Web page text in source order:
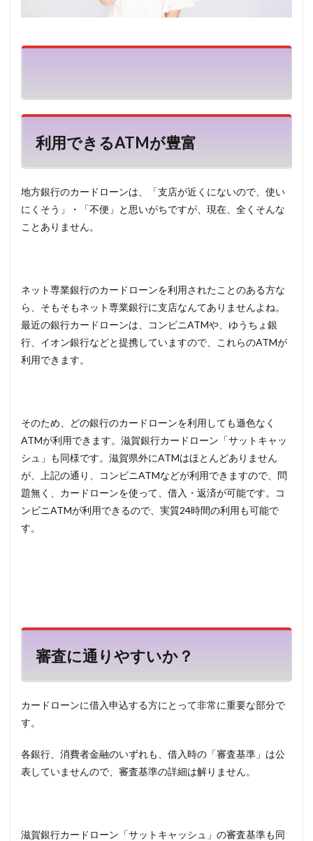
利用できるATMが豊富
地方銀行のカードローンは、「支店が近くにないので、使い
にくそう」・「不便」と思いがちですが、現在、全くそんな
ことありません。
ネット専業銀行のカードローンを利用されたことのある方な
ら、そもそもネット専業銀行に支店なんてありませんよね。
最近の銀行カードローンは、コンビニATMや、ゆうちょ銀
行、イオン銀行などと提携していますので、これらのATMが
利用できます。
そのため、どの銀行のカードローンを利用しても遜色なく
ATMが利用できます。滋賀銀行カードローン「サットキャッ
シュ」も同様です。滋賀県外にATMはほとんどありません
が、上記の通り、コンビニATMなどが利用できますので、問
題無く、カードローンを使って、借入・返済が可能です。コ
ンビニATMが利用できるので、実質24時間の利用も可能で
す。
審査に通りやすいか？
カードローンに借入申込する方にとって非常に重要な部分で
す。
各銀行、消費者金融のいずれも、借入時の「審査基準」は公
表していませんので、審査基準の詳細は解りません。
滋賀銀行カードローン「サットキャッシュ」の審査基準も同